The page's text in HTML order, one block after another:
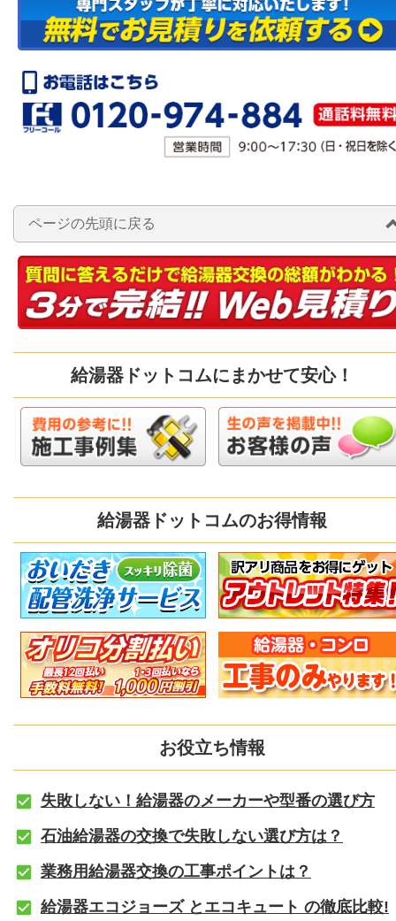
ページの先頭に戻る
給湯器ドットコムにまかせて安心！
給湯器ドットコムのお得情報
お役立ち情報
失敗しない！給湯器のメーカーや型番の選び方
石油給湯器の交換で失敗しない選び方は？
業務用給湯器交換の工事ポイントは？
給湯器エコジョーズ とエコキュート の徹底比較!